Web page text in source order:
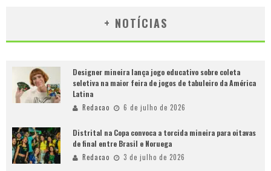
+ NOTÍCIAS
Designer mineira lança jogo educativo sobre coleta
seletiva na maior feira de jogos de tabuleiro da América
Latina
Redacao 6 de julho de 2026
Distrital na Copa convoca a torcida mineira para oitavas
de final entre Brasil e Noruega
Redacao 3 de julho de 2026